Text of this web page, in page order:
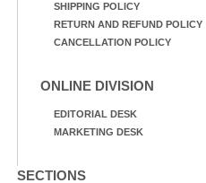
SHIPPING POLICY
RETURN AND REFUND POLICY
CANCELLATION POLICY
ONLINE DIVISION
EDITORIAL DESK
MARKETING DESK
SECTIONS